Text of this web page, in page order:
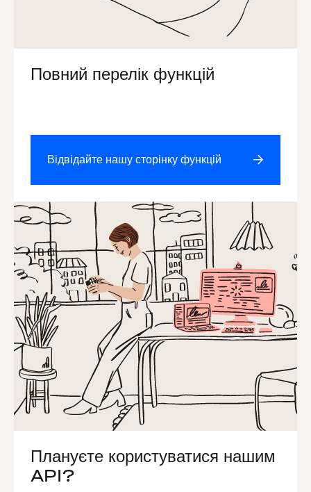
Повний перелік функцій
Відвідайте нашу сторінку функцій
Плануєте користуватися нашим
API?